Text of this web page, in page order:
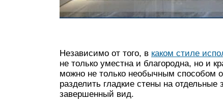
Независимо от того, в каком стиле
не только уместна и благородна, но и
можно не только необычным способом
разделить гладкие стены на
завершенный вид.